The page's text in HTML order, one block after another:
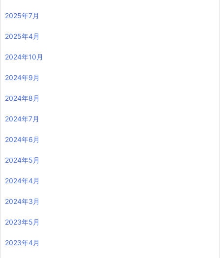
2025年7月
2025年4月
2024年10月
2024年9月
2024年8月
2024年7月
2024年6月
2024年5月
2024年4月
2024年3月
2023年5月
2023年4月